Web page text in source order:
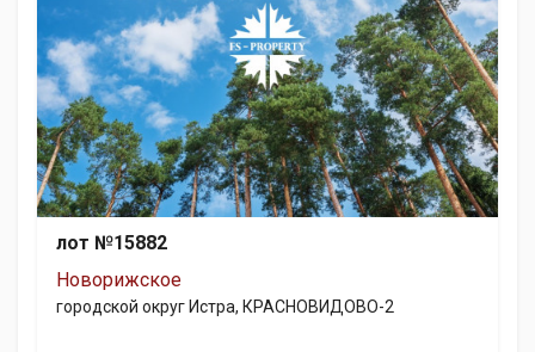
лот №15882
Новорижское
городской округ Истра, КРАСНОВИДОВО-2